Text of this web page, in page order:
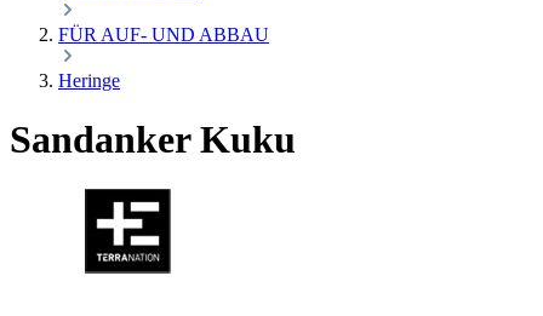
FÜR AUF- UND ABBAU
Heringe
Sandanker Kuku